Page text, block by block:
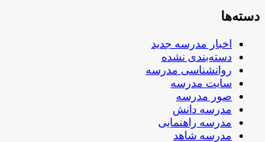
دسته‌ها
اخبار مدرسه جدید
دسته‌بندی نشده
روانشناسی مدرسه
سایت مدرسه
صور مدرسه
مدرسه دانش
مدرسه راهنمایی
مدرسه شاهد